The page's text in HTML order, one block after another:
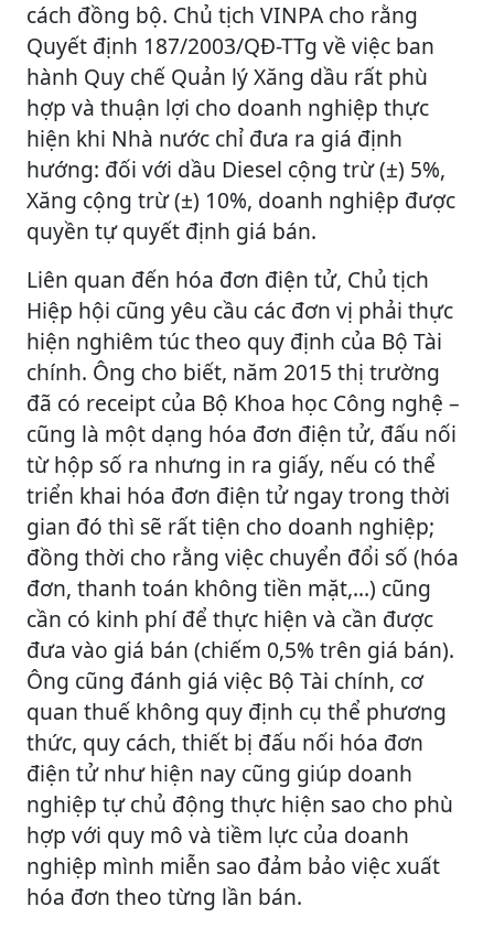
cách đồng bộ. Chủ tịch VINPA cho rằng
Quyết định 187/2003/QĐ-TTg về việc ban
hành Quy chế Quản lý Xăng dầu rất phù
hợp và thuận lợi cho doanh nghiệp thực
hiện khi Nhà nước chỉ đưa ra giá định
hướng: đối với dầu Diesel cộng trừ (±) 5%,
Xăng cộng trừ (±) 10%, doanh nghiệp được
quyền tự quyết định giá bán.
Liên quan đến hóa đơn điện tử, Chủ tịch
Hiệp hội cũng yêu cầu các đơn vị phải thực
hiện nghiêm túc theo quy định của Bộ Tài
chính. Ông cho biết, năm 2015 thị trường
đã có receipt của Bộ Khoa học Công nghệ –
cũng là một dạng hóa đơn điện tử, đấu nối
từ hộp số ra nhưng in ra giấy, nếu có thể
triển khai hóa đơn điện tử ngay trong thời
gian đó thì sẽ rất tiện cho doanh nghiệp;
đồng thời cho rằng việc chuyển đổi số (hóa
đơn, thanh toán không tiền mặt,...) cũng
cần có kinh phí để thực hiện và cần được
đưa vào giá bán (chiếm 0,5% trên giá bán).
Ông cũng đánh giá việc Bộ Tài chính, cơ
quan thuế không quy định cụ thể phương
thức, quy cách, thiết bị đấu nối hóa đơn
điện tử như hiện nay cũng giúp doanh
nghiệp tự chủ động thực hiện sao cho phù
hợp với quy mô và tiềm lực của doanh
nghiệp mình miễn sao đảm bảo việc xuất
hóa đơn theo từng lần bán.